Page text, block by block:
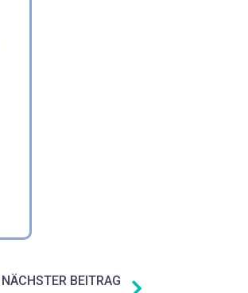
NÄCHSTER BEITRAG